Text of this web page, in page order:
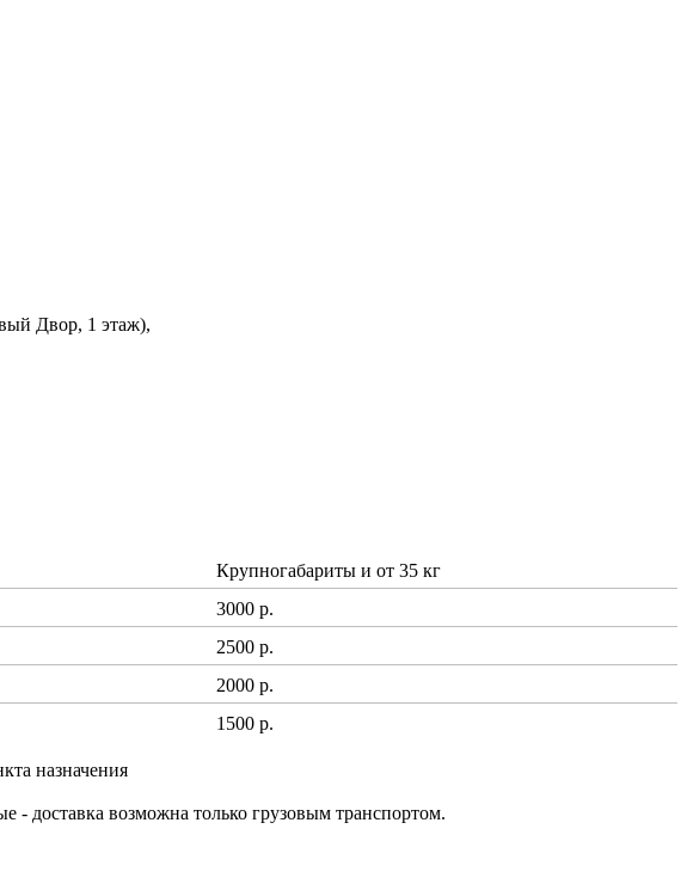
Двор, 1 этаж),
Крупногабариты и от 35 кг
3000 р.
2500 р.
2000 р.
1500 р.
назначения
доставка возможна только грузовым транспортом.